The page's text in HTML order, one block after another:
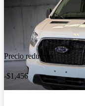
Precio reducido
-$1,456